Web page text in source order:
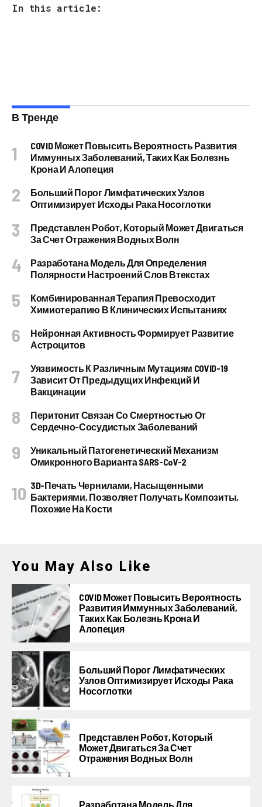
In this article:
В Тренде
COVID Может Повысить Вероятность Развития
Иммунных Заболеваний, Таких Как Болезнь
Крона И Алопеция
Больший Порог Лимфатических Узлов
Оптимизирует Исходы Рака Носоглотки
Представлен Робот, Который Может Двигаться
За Счет Отражения Водных Волн
Разработана Модель Для Определения
Полярности Настроений Слов Втекстах
Комбинированная Терапия Превосходит
Химиотерапию В Клинических Испытаниях
Нейронная Активность Формирует Развитие
Астроцитов
Уязвимость К Различным Мутациям COVID-19
Зависит От Предыдущих Инфекций И
Вакцинации
Перитонит Связан Со Смертностью От
Сердечно-Сосудистых Заболеваний
Уникальный Патогенетический Механизм
Омикронного Варианта SARS-CoV-2
3D-Печать Чернилами, Насыщенными
Бактериями, Позволяет Получать Композиты,
Похожие На Кости
You May Also Like
COVID Может Повысить Вероятность
Развития Иммунных Заболеваний,
Таких Как Болезнь Крона И
Алопеция
Больший Порог Лимфатических
Узлов Оптимизирует Исходы Рака
Носоглотки
Представлен Робот, Который
Может Двигаться За Счет
Отражения Водных Волн
Разработана Модель Для